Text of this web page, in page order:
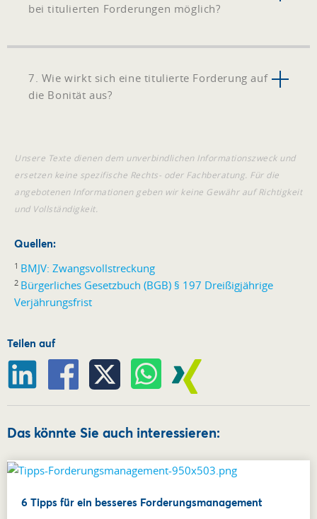
bei titulierten Forderungen möglich?
7. Wie wirkt sich eine titulierte Forderung auf
die Bonität aus?
Unsere Texte dienen dem unverbindlichen Informationszweck und
ersetzen keine spezifische Rechts- oder Fachberatung. Für die
angebotenen Informationen geben wir keine Gewähr auf Richtigkeit
und Vollständigkeit.
Quellen:
1 BMJV: Zwangsvollstreckung
2 Bürgerliches Gesetzbuch (BGB) § 197 Dreißigjährige
Verjährungsfrist
Teilen auf
Das könnte Sie auch interessieren:
6 Tipps für ein besseres Forderungsmanagement